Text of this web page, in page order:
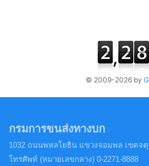
© 2009-2026 by
กรมการขนส่งทางบก
1032 ถนนพหลโยธิน แขวงจอมพล เขตจ
โทรศัพท์ (หมายเลขกลาง) 0-2271-8888